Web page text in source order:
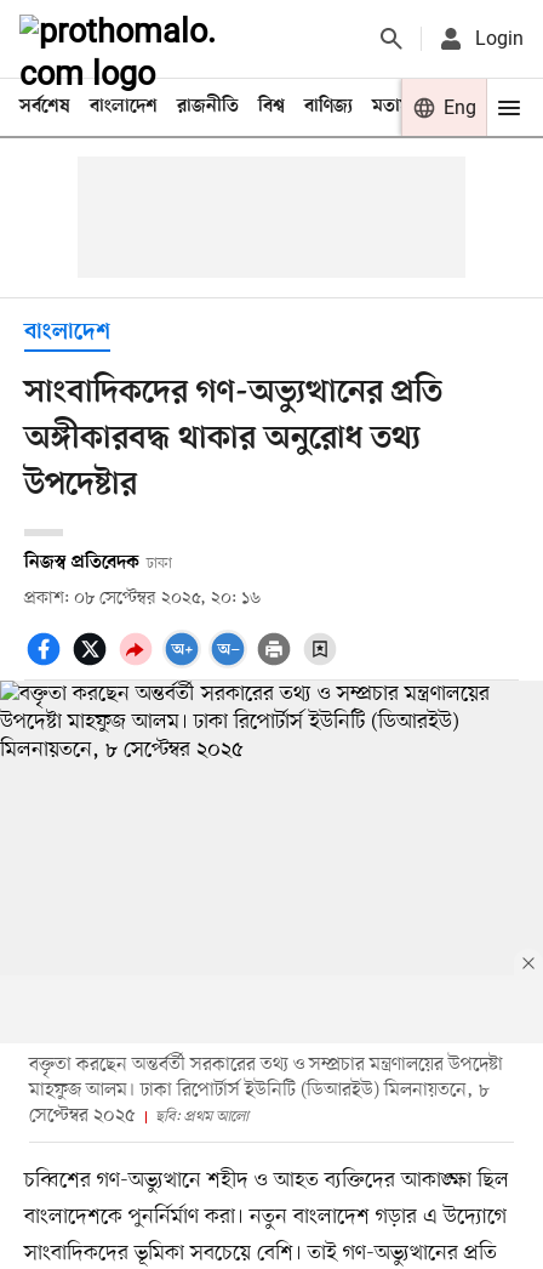
Login
সর্বশেষ বাংলাদেশ রাজনীতি বিশ্ব বাণিজ্য মতামত খেলা
Eng
বাংলাদেশ
সাংবাদিকদের গণ-অভ্যুত্থানের প্রতি
অঙ্গীকারবদ্ধ থাকার অনুরোধ তথ্য
উপদেষ্টার
নিজস্ব প্রতিবেদক ঢাকা
প্রকাশ: ০৮ সেপ্টেম্বর ২০২৫, ২০: ১৬
বক্তৃতা করছেন অন্তর্বর্তী সরকারের তথ্য ও সম্প্রচার মন্ত্রণালয়ের উপদেষ্টা
মাহফুজ আলম। ঢাকা রিপোর্টার্স ইউনিটি (ডিআরইউ) মিলনায়তনে, ৮
সেপ্টেম্বর ২০২৫
ছবি: প্রথম আলো
চব্বিশের গণ-অভ্যুত্থানে শহীদ ও আহত ব্যক্তিদের আকাঙ্ক্ষা ছিল
বাংলাদেশকে পুনর্নির্মাণ করা। নতুন বাংলাদেশ গড়ার এ উদ্যোগে
সাংবাদিকদের ভূমিকা সবচেয়ে বেশি। তাই গণ-অভ্যুত্থানের প্রতি